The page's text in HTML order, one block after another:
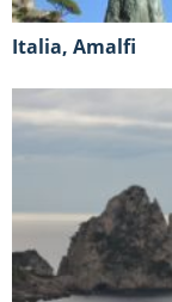
Italia, Amalfi